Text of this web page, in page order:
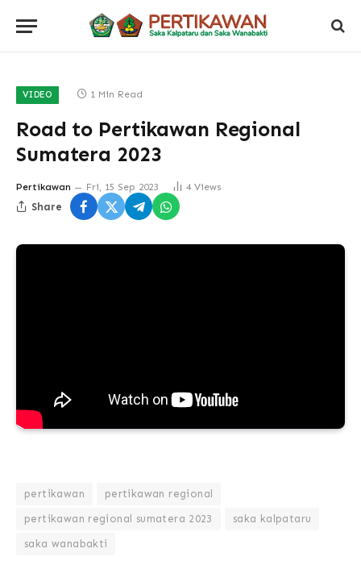
VIDEO 1 Min Read
Road to Pertikawan Regional
Sumatera 2023
Pertikawan Fri, 15 Sep 2023 4 Views
Share
pertikawan pertikawan regional
pertikawan regional sumatera 2023 saka kalpataru
saka wanabakti